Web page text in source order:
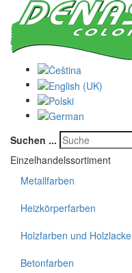
Suchen ...
Einzelhandelssortiment
Metallfarben
Heizkörperfarben
Holzfarben und Holzlacke
Betonfarben